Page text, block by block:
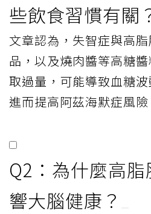
些飲食習慣有關
文章認為，失智症與高
品，以及燒肉醬等高糖
取過量，可能導致血糖波
進而提高阿茲海默症風險
Q2：為什麼高
響大腦健康？